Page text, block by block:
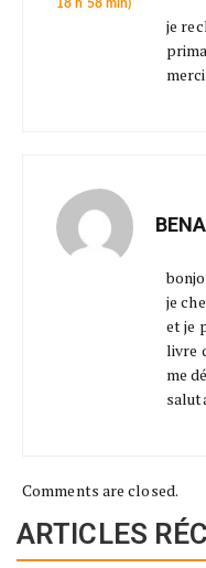
18 h 58 min)
je
merci
je
et je
livre
me
Comments are closed.
ARTICLES